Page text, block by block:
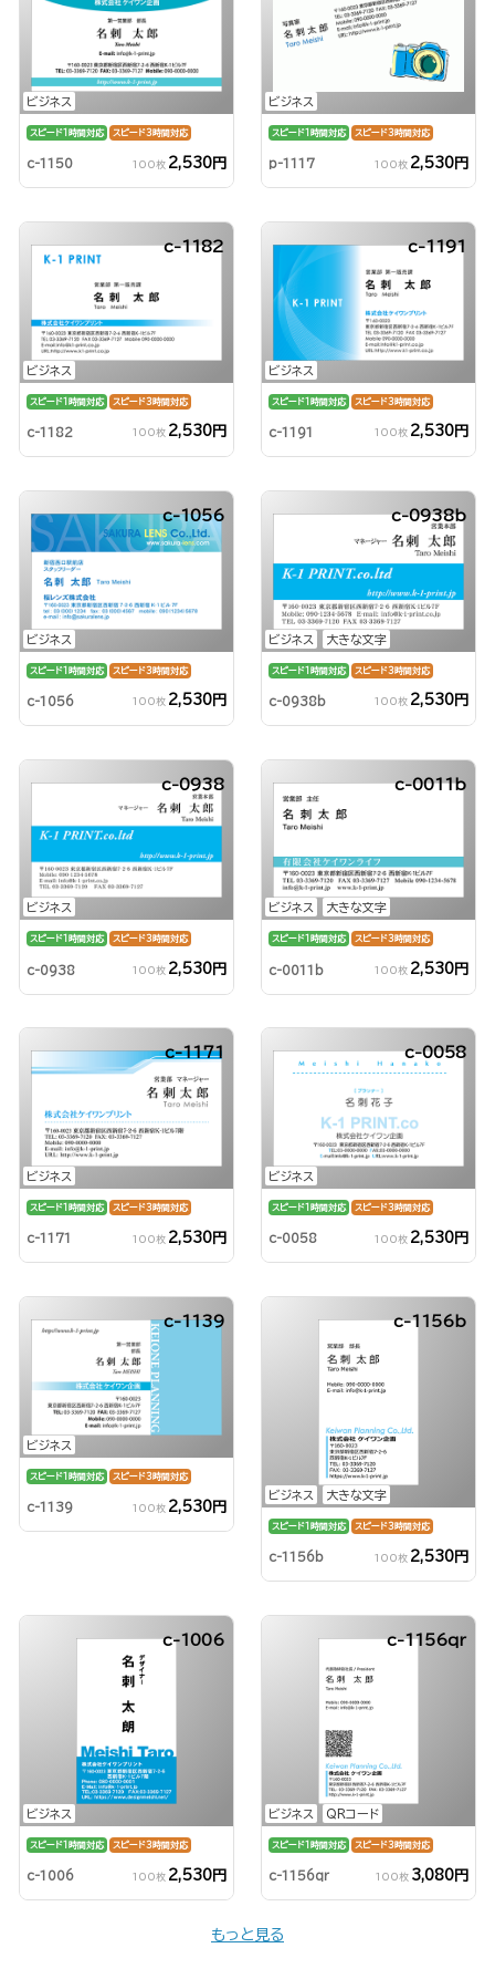
ビジネス
スピード1時間対応 スピード3時間対応
c-1150 100枚 2,530円
ビジネス
スピード1時間対応 スピード3時間対応
p-1117 100枚 2,530円
ビジネス
c-1182
スピード1時間対応 スピード3時間対応
c-1182 100枚 2,530円
ビジネス
c-1191
スピード1時間対応 スピード3時間対応
c-1191 100枚 2,530円
ビジネス
c-1056
スピード1時間対応 スピード3時間対応
c-1056 100枚 2,530円
ビジネス 大きな文字
c-0938b
スピード1時間対応 スピード3時間対応
c-0938b 100枚 2,530円
ビジネス
c-0938
スピード1時間対応 スピード3時間対応
c-0938 100枚 2,530円
ビジネス 大きな文字
c-0011b
スピード1時間対応 スピード3時間対応
c-0011b 100枚 2,530円
ビジネス
c-1171
スピード1時間対応 スピード3時間対応
c-1171 100枚 2,530円
ビジネス
c-0058
スピード1時間対応 スピード3時間対応
c-0058 100枚 2,530円
ビジネス
c-1139
スピード1時間対応 スピード3時間対応
c-1139 100枚 2,530円
ビジネス 大きな文字
c-1156b
スピード1時間対応 スピード3時間対応
c-1156b 100枚 2,530円
ビジネス
c-1006
スピード1時間対応 スピード3時間対応
c-1006 100枚 2,530円
ビジネス QRコード
c-1156qr
スピード1時間対応 スピード3時間対応
c-1156qr 100枚 3,080円
もっと見る